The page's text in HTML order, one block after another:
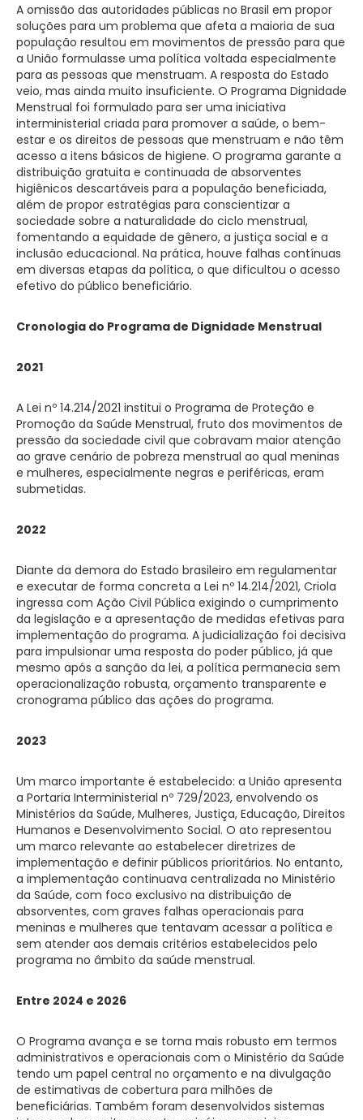
A omissão das autoridades públicas no Brasil em propor
soluções para um problema que afeta a maioria de sua
população resultou em movimentos de pressão para que
a União formulasse uma política voltada especialmente
para as pessoas que menstruam. A resposta do Estado
veio, mas ainda muito insuficiente. O Programa Dignidade
Menstrual foi formulado para ser uma iniciativa
interministerial criada para promover a saúde, o bem-
estar e os direitos de pessoas que menstruam e não têm
acesso a itens básicos de higiene. O programa garante a
distribuição gratuita e continuada de absorventes
higiênicos descartáveis para a população beneficiada,
além de propor estratégias para conscientizar a
sociedade sobre a naturalidade do ciclo menstrual,
fomentando a equidade de gênero, a justiça social e a
inclusão educacional. Na prática, houve falhas contínuas
em diversas etapas da política, o que dificultou o acesso
efetivo do público beneficiário.
Cronologia do Programa de Dignidade Menstrual
2021
A Lei nº 14.214/2021 institui o Programa de Proteção e
Promoção da Saúde Menstrual, fruto dos movimentos de
pressão da sociedade civil que cobravam maior atenção
ao grave cenário de pobreza menstrual ao qual meninas
e mulheres, especialmente negras e periféricas, eram
submetidas.
2022
Diante da demora do Estado brasileiro em regulamentar
e executar de forma concreta a Lei nº 14.214/2021, Criola
ingressa com Ação Civil Pública exigindo o cumprimento
da legislação e a apresentação de medidas efetivas para
implementação do programa. A judicialização foi decisiva
para impulsionar uma resposta do poder público, já que
mesmo após a sanção da lei, a política permanecia sem
operacionalização robusta, orçamento transparente e
cronograma público das ações do programa.
2023
Um marco importante é estabelecido: a União apresenta
a Portaria Interministerial nº 729/2023, envolvendo os
Ministérios da Saúde, Mulheres, Justiça, Educação, Direitos
Humanos e Desenvolvimento Social. O ato representou
um marco relevante ao estabelecer diretrizes de
implementação e definir públicos prioritários. No entanto,
a implementação continuava centralizada no Ministério
da Saúde, com foco exclusivo na distribuição de
absorventes, com graves falhas operacionais para
meninas e mulheres que tentavam acessar a política e
sem atender aos demais critérios estabelecidos pelo
programa no âmbito da saúde menstrual.
Entre 2024 e 2026
O Programa avança e se torna mais robusto em termos
administrativos e operacionais com o Ministério da Saúde
tendo um papel central no orçamento e na divulgação
de estimativas de cobertura para milhões de
beneficiárias. Também foram desenvolvidos sistemas